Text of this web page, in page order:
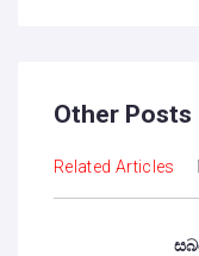
Other Posts
Related Articles